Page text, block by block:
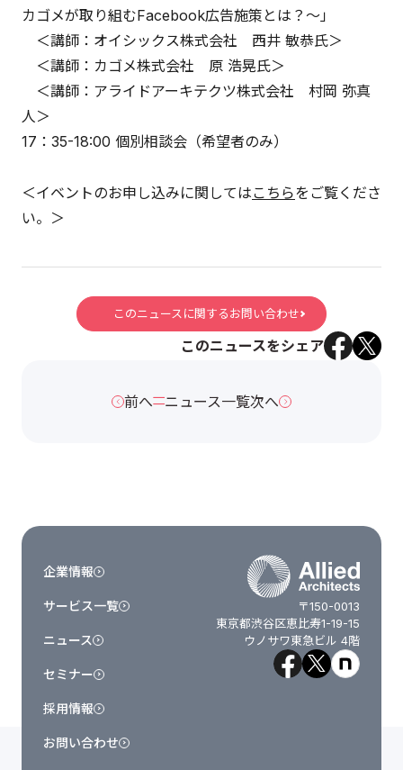
カゴメが取り組むFacebook広告施策とは？〜」
＜講師：オイシックス株式会社 西井 敏恭氏＞
＜講師：カゴメ株式会社 原 浩晃氏＞
＜講師：アライドアーキテクツ株式会社 村岡 弥真
人＞
17：35-18:00 個別相談会（希望者のみ）
＜イベントのお申し込みに関しては こちらをご覧くださ
い。＞
このニュースに関するお問い合わせ
このニュースをシェア
前へ ニュース一覧次へ
〒150-0013
東京都渋谷区恵比寿1-19-15
ウノサワ東急ビル 4階
企業情報
サービス一覧
ニュース
セミナー
採用情報
お問い合わせ